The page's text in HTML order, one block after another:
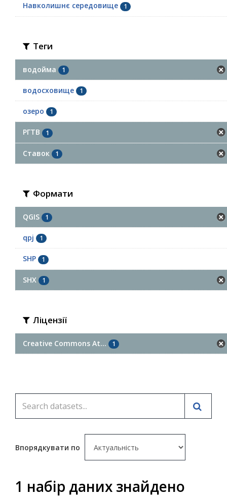
Навколишнє середовище 1
Теги
водойма 1
водосховище 1
озеро 1
РГТВ 1
Ставок 1
Формати
QGIS 1
qpj 1
SHP 1
SHX 1
Ліцензії
Creative Commons At... 1
Впорядкувати по
1 набір даних знайдено